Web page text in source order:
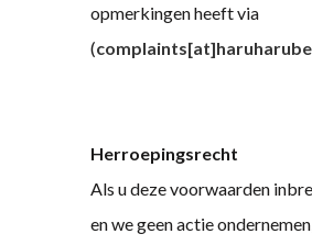
opmerkingen heeft via
(
Herroepingsrecht
Als u deze voorwaarden
en we geen actie